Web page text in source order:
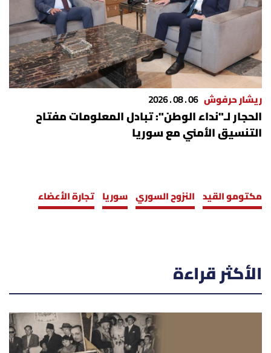
ريشار حرفوش 06 . 08 . 2026
الحجار لـ"نداء الوطن": تبادل المعلومات مفتاح
التنسيق الأمني مع سوريا
مكتومو القيد النزوح السوري سوريا تجارة الأعضاء
الأكثر قراءة